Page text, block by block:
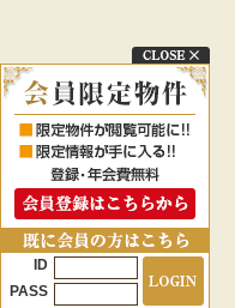
ID
PASS